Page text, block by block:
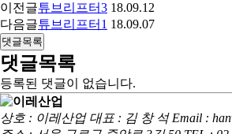
이전글튜브리프터3 18.09.12
다음글튜브리프터1 18.09.07
댓글목록
댓글목록
등록된 댓글이 없습니다.
상호 : 이레산업 대표 : 김 창 석 Email :